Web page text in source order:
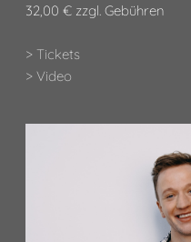
32,00 € zzgl. Gebühren
> Tickets
> Video